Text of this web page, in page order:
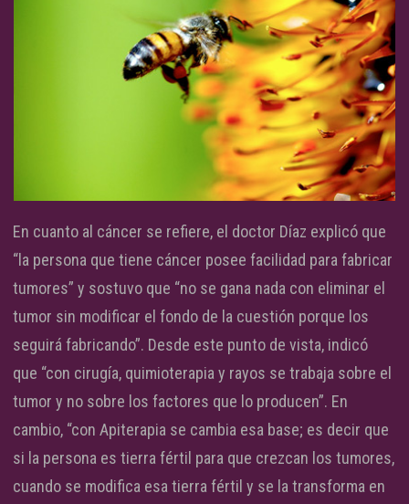
En cuanto al cáncer se refiere, el doctor Díaz explicó que
“la persona que tiene cáncer posee facilidad para fabricar
tumores” y sostuvo que “no se gana nada con eliminar el
tumor sin modificar el fondo de la cuestión porque los
seguirá fabricando”. Desde este punto de vista, indicó
que “con cirugía, quimioterapia y rayos se trabaja sobre el
tumor y no sobre los factores que lo producen”. En
cambio, “con Apiterapia se cambia esa base; es decir que
si la persona es tierra fértil para que crezcan los tumores,
cuando se modifica esa tierra fértil y se la transforma en